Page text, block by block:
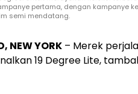
pertama, dengan kampanye
semi mendatang.
NEW YORK – Merek
19 Degree Lite,